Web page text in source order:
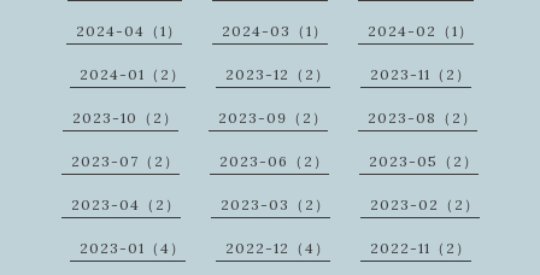
2024-04（1） 2024-03（1） 2024-02（1）
2024-01（2） 2023-12（2） 2023-11（2）
2023-10（2） 2023-09（2） 2023-08（2）
2023-07（2） 2023-06（2） 2023-05（2）
2023-04（2） 2023-03（2） 2023-02（2）
2023-01（4） 2022-12（4） 2022-11（2）